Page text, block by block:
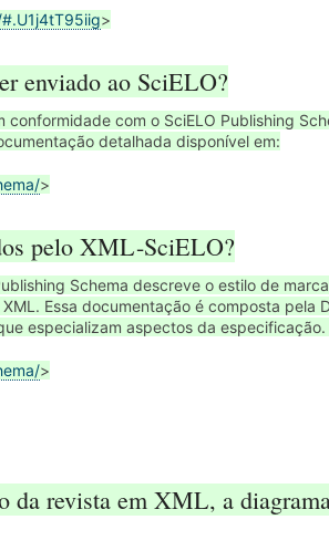
>
enviado ao SciELO?
com o SciELO Publishing
detalhada disponível em:
>
pelo XML-SciELO?
Schema descreve o estilo de
Essa documentação é composta pela
especializam aspectos da especificação.
>
da revista em XML, a